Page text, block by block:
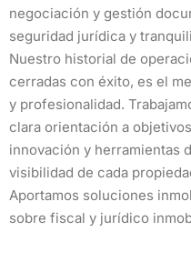
negociación y gestión
seguridad jurídica y
Nuestro historial de
cerradas con éxito, es el
y profesionalidad.
clara orientación a
innovación y herramientas
visibilidad de cada
Aportamos soluciones
sobre fiscal y jurídico